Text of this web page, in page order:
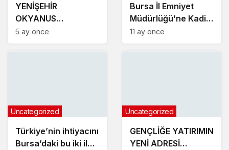
YENİŞEHİR
OKYANUS
KOLEJİNDEN
5 ay önce
Bursa İl Emniyet
Müdürlüğü’ne Kadir
Gökçe atandı
11 ay önce
Türkiye’nin ihtiyacını
Bursa’daki bu iki ilçe
Uncategorized
GENÇLİĞE YATIRIMIN
YENİ ADRESİ
Uncategorized